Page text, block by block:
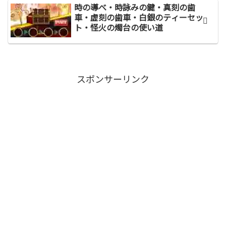
時の導べ・時詠みの鍵・真刻の歯
車・虚刻の歯車・白銀のティーセッ
ト・怪火の燭台の使い道
スポンサーリンク